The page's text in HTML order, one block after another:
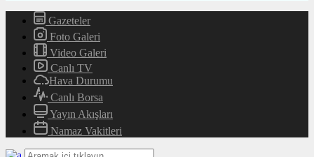
Gazeteler
Foto Galeri
Video Galeri
Canlı TV
Hava Durumu
Canlı Borsa
Yayın Akışları
Namaz Vakitleri